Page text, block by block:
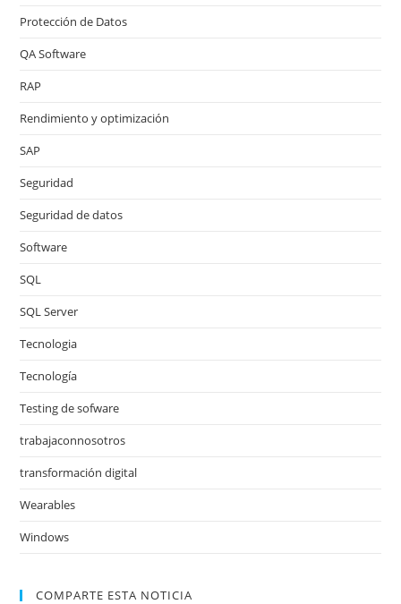
Protección de Datos
QA Software
RAP
Rendimiento y optimización
SAP
Seguridad
Seguridad de datos
Software
SQL
SQL Server
Tecnologia
Tecnología
Testing de sofware
trabajaconnosotros
transformación digital
Wearables
Windows
COMPARTE ESTA NOTICIA